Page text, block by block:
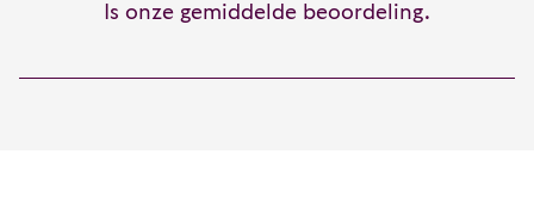
Is onze gemiddelde beoordeling.